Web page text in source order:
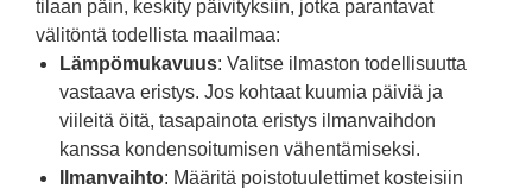
tilaan päin, keskity päivityksiin, jotka parantavat
välitöntä todellista maailmaa:
Lämpömukavuus: Valitse ilmaston todellisuutta
vastaava eristys. Jos kohtaat kuumia päiviä ja
viileitä öitä, tasapainota eristys ilmanvaihdon
kanssa kondensoitumisen vähentämiseksi.
Ilmanvaihto: Määritä poistotuulettimet kosteisiin